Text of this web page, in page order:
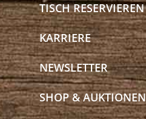
TISCH RESERVIEREN
KARRIERE
NEWSLETTER
SHOP & AUKTIONEN